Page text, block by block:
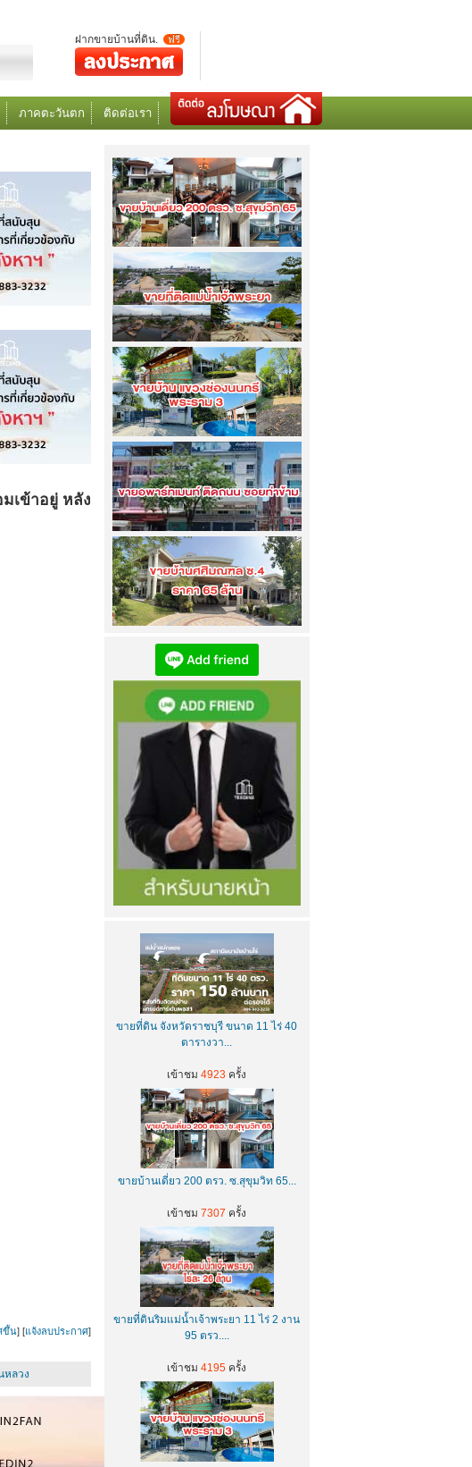
ฝากขายบ้านที่ดิน. ฟรี
ภาคตะวันตก ติดต่อเรา
เข้าอยู่ หลัง
ขึ้น] [แจ้งลบประกาศ]
หลวง
ขายบ้านเดี่ยว 200 ตรว. ซ.สุขุมวิท 65...
เข้าชม7307ครั้ง
ขายที่ดินริมแม่น้ำเจ้าพระยา 11 ไร่ 2 งาน
95 ตรว....
เข้าชม4195 ครั้ง
ขายบ้าน 2 หลังติด ขนาด 2 ไร่ กับ 3 ไร่
แขวงช่องนนทรี...
เข้าชม4145ครั้ง
ขายอพาร์ทเมนท์ ติดถนน ซอยท่าข้าม...
เข้าชม3411ครั้ง
เข้าชม
ขายที่ดิน จังหวัดราชบุรี ขนาด 11 ไร่ 40
ตารางวา...
เข้าชม 4923 ครั้ง
ขายบ้านเดี่ยว 200 ตรว. ซ.สุขุมวิท 65...
เข้าชม 7307 ครั้ง
ขายที่ดินริมแม่น้ำเจ้าพระยา 11 ไร่ 2 งาน
95 ตรว....
เข้าชม 4195 ครั้ง